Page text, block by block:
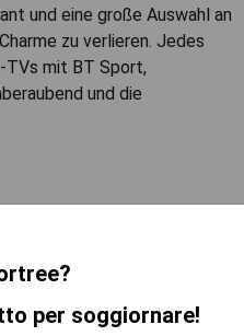
und eine große Auswahl an
zu verlieren. Jedes
TVs mit BT Sport,
und die
per soggiornare!